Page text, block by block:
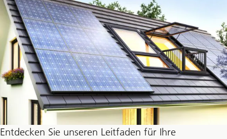
Entdecken Sie unseren Leitfaden für Ihre